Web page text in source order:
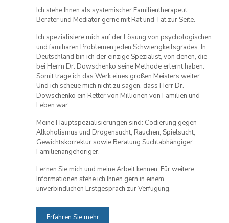
Ich stehe Ihnen als systemischer Familientherapeut,
Berater und Mediator gerne mit Rat und Tat zur Seite.
Ich spezialisiere mich auf der Lösung von psychologischen
und familiären Problemen jeden Schwierigkeitsgrades. In
Deutschland bin ich der einzige Spezialist, von denen, die
bei Herrn Dr. Dowschenko seine Methode erlernt haben.
Somit trage ich das Werk eines großen Meisters weiter.
Und ich scheue mich nicht zu sagen, dass Herr Dr.
Dowschenko ein Retter von Millionen von Familien und
Leben war.
Meine Hauptspezialisierungen sind: Codierung gegen
Alkoholismus und Drogensucht, Rauchen, Spielsucht,
Gewichtskorrektur sowie Beratung Suchtabhängiger
Familienangehöriger.
Lernen Sie mich und meine Arbeit kennen. Für weitere
Informationen stehe ich Ihnen gern in einem
unverbindlichen Erstgespräch zur Verfügung.
Erfahren Sie mehr